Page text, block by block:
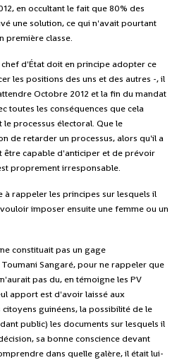
en occultant le fait que 80% des
une solution, ce qui n'avait pourtant
première classe.
d'État doit en principe adopter ce
les positions des uns et des autres -, il
Octobre 2012 et la fin du mandat
toutes les conséquences que cela
processus électoral. Que le
de retarder un processus, alors qu'il a
être capable d'anticiper et de prévoir
proprement irresponsable.
rappeler les principes sur lesquels il
imposer ensuite une femme ou un
constituait pas un gage
Sangaré, pour ne rappeler que
pas du, en témoigne les PV
apport est d'avoir laissé aux
guinéens, la possibilité de le
public) les documents sur lesquels il
sa bonne conscience devant
dans quelle galère, il était lui-